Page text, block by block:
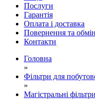
Послуги
Гарантія
Оплата і доставка
Повернення та обмін
Контакти
Головна
»
Фільтри для
»
Магістральні фільтри